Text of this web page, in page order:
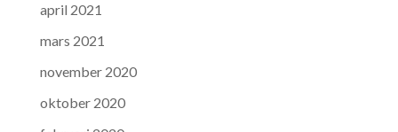
april 2021
mars 2021
november 2020
oktober 2020